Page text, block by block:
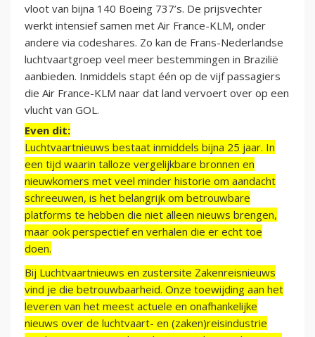
vloot van bijna 140 Boeing 737’s. De prijsvechter
werkt intensief samen met Air France-KLM, onder
andere via codeshares. Zo kan de Frans-Nederlandse
luchtvaartgroep veel meer bestemmingen in Brazilië
aanbieden. Inmiddels stapt één op de vijf passagiers
die Air France-KLM naar dat land vervoert over op een
vlucht van GOL.
Even dit:
Luchtvaartnieuws bestaat inmiddels bijna 25 jaar. In
een tijd waarin talloze vergelijkbare bronnen en
nieuwkomers met veel minder historie om aandacht
schreeuwen, is het belangrijk om betrouwbare
platforms te hebben die niet alleen nieuws brengen,
maar ook perspectief en verhalen die er echt toe
doen.
Bij Luchtvaartnieuws en zustersite Zakenreisnieuws
vind je die betrouwbaarheid. Onze toewijding aan het
leveren van het meest actuele en onafhankelijke
nieuws over de luchtvaart- en (zaken)reisindustrie